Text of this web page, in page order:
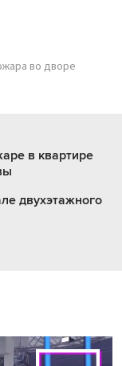
во дворе
в квартире
двухэтажного